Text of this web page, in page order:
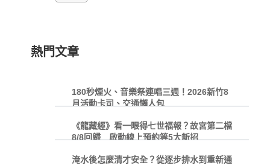
熱門文章
180秒煙火、音樂祭連唱三週！2026新竹8
月活動卡司、交通懶人包
《龍藏經》看一眼得七世福報？故宮第二檔
8/8回歸 啟動線上預約等5大新招
淹水後怎麼清才安全？從逐步排水到重新通